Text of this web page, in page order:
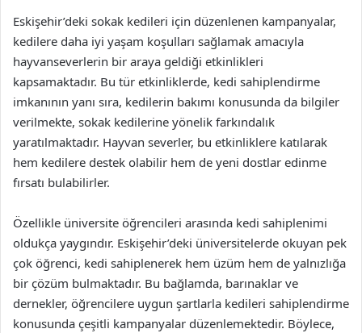
Eskişehir’deki sokak kedileri için düzenlenen kampanyalar,
kedilere daha iyi yaşam koşulları sağlamak amacıyla
hayvanseverlerin bir araya geldiği etkinlikleri
kapsamaktadır. Bu tür etkinliklerde, kedi sahiplendirme
imkanının yanı sıra, kedilerin bakımı konusunda da bilgiler
verilmekte, sokak kedilerine yönelik farkındalık
yaratılmaktadır. Hayvan severler, bu etkinliklere katılarak
hem kedilere destek olabilir hem de yeni dostlar edinme
fırsatı bulabilirler.
Özellikle üniversite öğrencileri arasında kedi sahiplenimi
oldukça yaygındır. Eskişehir’deki üniversitelerde okuyan pek
çok öğrenci, kedi sahiplenerek hem üzüm hem de yalnızlığa
bir çözüm bulmaktadır. Bu bağlamda, barınaklar ve
dernekler, öğrencilere uygun şartlarla kedileri sahiplendirme
konusunda çeşitli kampanyalar düzenlemektedir. Böylece,